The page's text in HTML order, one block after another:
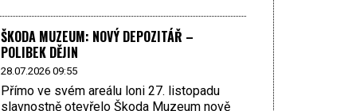
ŠKODA MUZEUM: NOVÝ DEPOZITÁŘ –
POLIBEK DĚJIN
28.07.2026 09:55
Přímo ve svém areálu loni 27. listopadu
slavnostně otevřelo Škoda Muzeum nově